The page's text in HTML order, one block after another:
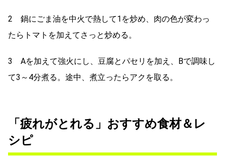
2 鍋にごま油を中火で熱して1を炒め、肉の色が変わっ
たらトマトを加えてさっと炒める。
3 Aを加えて強火にし、豆腐とパセリを加え、Bで調味し
て3～4分煮る。途中、煮立ったらアクを取る。
「疲れがとれる」おすすめ食材＆レ
シピ